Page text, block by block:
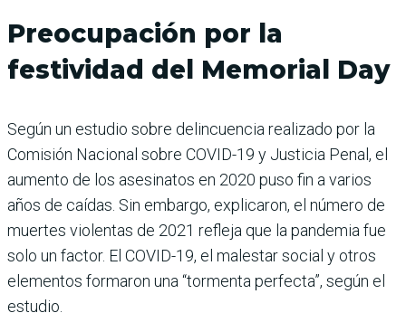
Preocupación por la
festividad del Memorial Day
Según un estudio sobre delincuencia realizado por la
Comisión Nacional sobre COVID-19 y Justicia Penal, el
aumento de los asesinatos en 2020 puso fin a varios
años de caídas. Sin embargo, explicaron, el número de
muertes violentas de 2021 refleja que la pandemia fue
solo un factor. El COVID-19, el malestar social y otros
elementos formaron una “tormenta perfecta”, según el
estudio.